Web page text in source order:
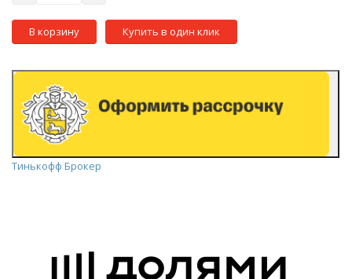
В корзину Купить в один клик
Тинькофф Брокер